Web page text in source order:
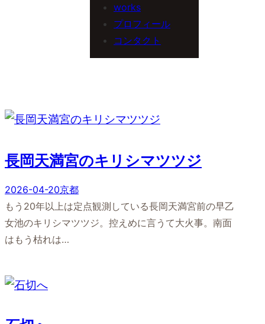
works
プロフィール
コンタクト
長岡天満宮のキリシマツツジ
2026-04-20京都
もう20年以上は定点観測している長岡天満宮前の早乙
女池のキリシマツツジ。控えめに言うて大火事。南面
はもう枯れは…